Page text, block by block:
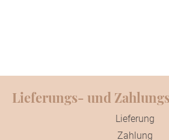
Lieferungs- und
Lieferung
Zahlung